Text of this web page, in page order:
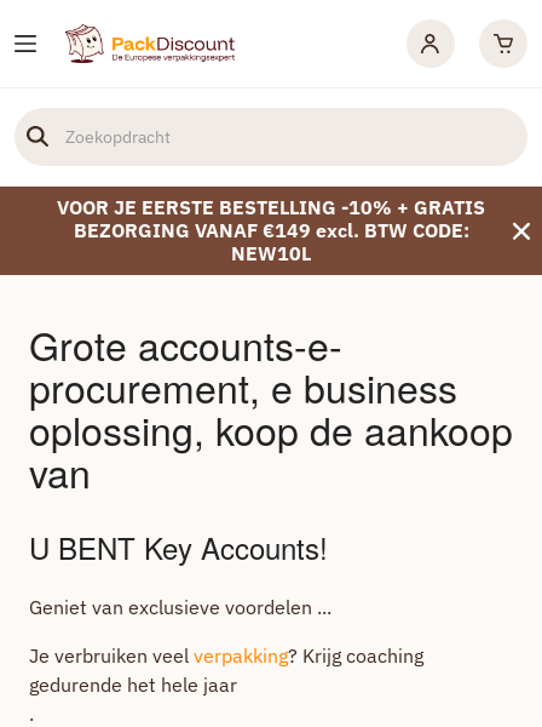
VOOR JE EERSTE BESTELLING -10% + GRATIS
BEZORGING VANAF €149 excl. BTW CODE:
NEW10L
Grote accounts-e-
procurement, e business
oplossing, koop de aankoop
van
U BENT Key Accounts!
Geniet van exclusieve voordelen ...
Je verbruiken veel verpakking? Krijg coaching
gedurende het hele jaar
.